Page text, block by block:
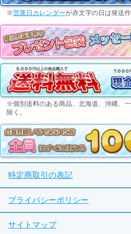
※営業日カレンダーが赤文字の日は発送
※個別送料のある商品、北海道、沖縄、
除く。
特定商取引の表記
プライバシーポリシー
サイトマップ